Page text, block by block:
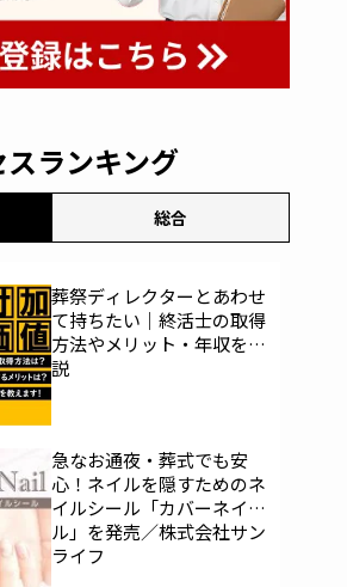
スランキング
総合
葬祭ディレクターとあわせ
て持ちたい｜終活士の取得
方法やメリット・年収を解
説
急なお通夜・葬式でも安
心！ネイルを隠すためのネ
イルシール「カバーネイ
ル」を発売／株式会社サン
ライフ